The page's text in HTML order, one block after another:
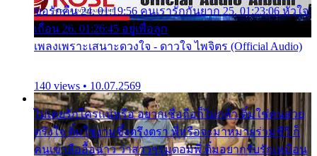
ขอรักคืน 24. 01:19:56 คนเรารักกันยาก 25. 01:23:06 หัวใจ
เถื่อน 26. 01:26:45 อยู่เพื่อลูก
เพลงเพราะเสนาะดวงใจ - ดาวใจ ไพจิตร (Official Audio)
140 views • 10.07.2569
ไม่เคยรักใครแน่หรือ อยากเชื่อถือก็ไม่กล้า ติ๋มใช่คนสวย
ตรึงใจ ติ๋มใช่งามซึ้งตรึงตรา พี่หรือจะมาหมายร่วมชีวี ก็
คนเขาลืออื้อฉาว ว่าสาวๆรุมตอมพี่ ติ๋มอยากรับรักเหมือน